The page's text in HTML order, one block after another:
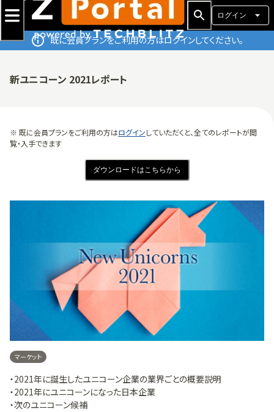
ログイン
既に会員プランをご利用の方はログインしてください。
新ユニコーン 2021レポート
※ 既に会員プランをご利用の方はログインしていただくと、全てのレポートが閲
覧・入手できます
ダウンロードはこちらから
マーケット
・2021年に誕生したユニコーン企業の業界ごとの概要説明
・2021年にユニコーンになった日本企業
・次のユニコーン候補